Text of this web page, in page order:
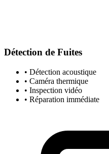
Détection de Fuites
• Détection acoustique
• Caméra thermique
• Inspection vidéo
• Réparation immédiate